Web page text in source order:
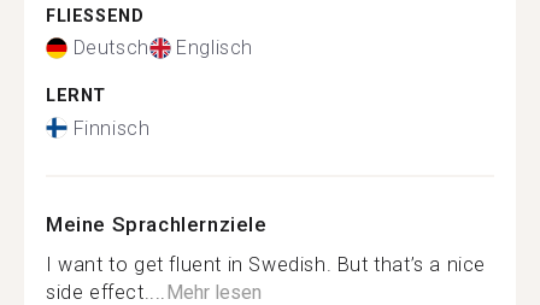
FLIESSEND
Deutsch Englisch
LERNT
Finnisch
Meine Sprachlernziele
I want to get fluent in Swedish. But that’s a nice
side effect.... Mehr lesen